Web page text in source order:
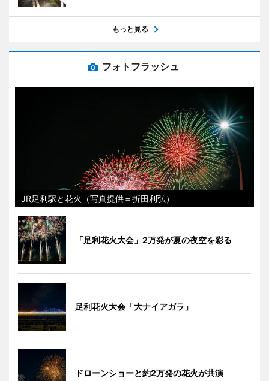
もっと見る
フォトフラッシュ
JR足利駅と花火（写真提供＝折田利弘）
「足利花火大会」2万発が夏の夜空を彩る
足利花火大会「大ナイアガラ」
ドローンショーと約2万発の花火が共演